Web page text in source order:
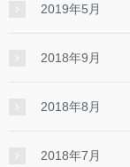
2019年5月
2018年9月
2018年8月
2018年7月